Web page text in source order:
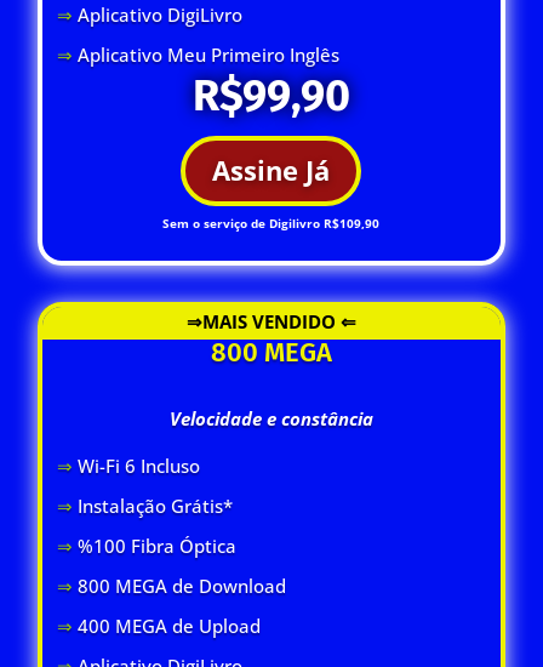
⇒Aplicativo DigiLivro
⇒Aplicativo Meu Primeiro Inglês
R$99,90
Assine Já
Sem o serviço de Digilivro R$109,90
⇒MAIS VENDIDO ⇐
800 MEGA
Velocidade e constância
⇒ Wi-Fi 6 Incluso
⇒ Instalação Grátis*
⇒ %100 Fibra Óptica
⇒ 800 MEGA de Download
⇒400 MEGA de Upload